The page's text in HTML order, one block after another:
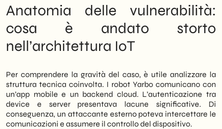
gestione della crisi.
Anatomia delle vulnerabilità:
cosa è andato storto
nell’architettura IoT
Per comprendere la gravità del caso, è utile analizzare la
struttura tecnica coinvolta. I robot Yarbo comunicano con
un’app mobile e un backend cloud. L’autenticazione tra
device e server presentava lacune significative. Di
conseguenza, un attaccante esterno poteva intercettare le
comunicazioni e assumere il controllo del dispositivo.